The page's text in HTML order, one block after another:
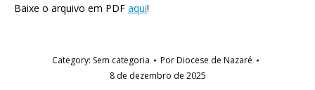
Baixe o arquivo em PDF aqui!
Category: Sem categoria PorDiocese de Nazaré
8 de dezembro de 2025